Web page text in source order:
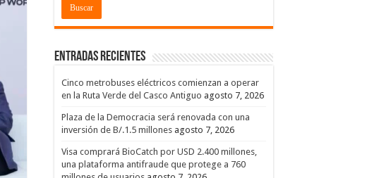
Entradas recientes
Cinco metrobuses eléctricos comienzan a operar
en la Ruta Verde del Casco Antiguo agosto 7, 2026
Plaza de la Democracia será renovada con una
inversión de B/.1.5 millones agosto 7, 2026
Visa comprará BioCatch por USD 2.400 millones,
una plataforma antifraude que protege a 760